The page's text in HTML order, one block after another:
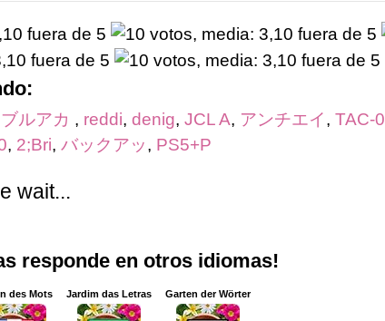
ブルアカ , reddi, denig, JCL A, アンチエイ, TAC-0
, 2;Bri, バックアッ, PS5+P
wait...
responde en otros idiomas!
des Mots Jardim das Letras Garten der Wörter